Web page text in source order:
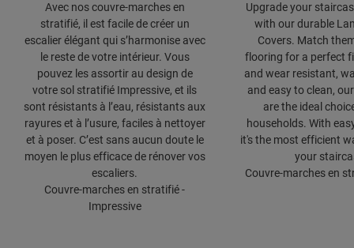
Avec nos couvre-marches en
stratifié, il est facile de créer un
escalier élégant qui s’harmonise avec
le reste de votre intérieur. Vous
pouvez les assortir au design de
votre sol stratifié Impressive, et ils
sont résistants à l’eau, résistants aux
rayures et à l’usure, faciles à nettoyer
et à poser. C’est sans aucun doute le
moyen le plus efficace de rénover vos
escaliers.
Couvre-marches en stratifié -
Impressive
Upgrade your
with our durable
Covers. Match
flooring for a perfect
and wear resistant,
and easy to clean,
are the ideal
households. With
it's the most efficient
your
Couvre-marches en